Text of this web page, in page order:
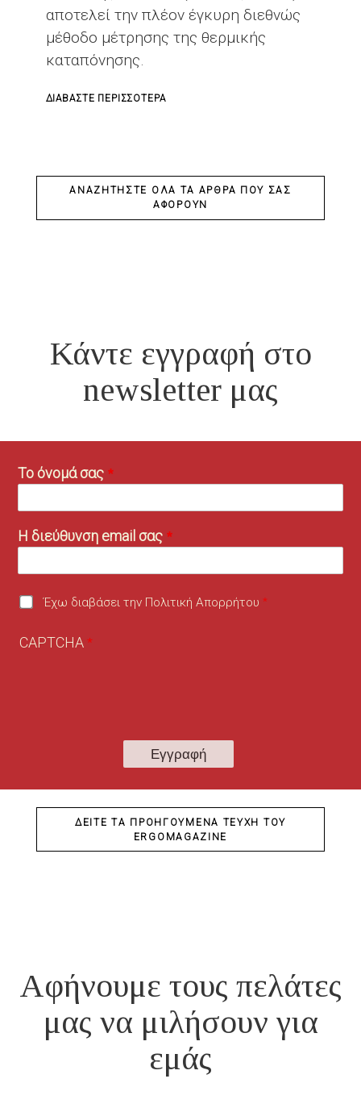
αποτελεί την πλέον έγκυρη διεθνώς
μέθοδο μέτρησης της θερμικής
καταπόνησης.
ΔΙΑΒΆΣΤΕ ΠΕΡΙΣΣΌΤΕΡΑ
ΔΕΊΚΤΗΣ
ΑΝΑΖΗΤΉΣΤΕ ΌΛΑ ΤΑ ΆΡΘΡΑ ΠΟΥ ΣΑΣ
ΑΦΟΡΟΎΝ
Κάντε εγγραφή στο
newsletter μας
Το όνομά σας
Η διεύθυνση email σας
Έχω διαβάσει την Πολιτική Απορρήτου
CAPTCHA
ΔΕΊΤΕ ΤΑ ΠΡΟΗΓΟΎΜΕΝΑ ΤΕΎΧΗ ΤΟΥ
ERGOMAGAZINE
Αφήνουμε τους πελάτες
μας να μιλήσουν για
εμάς